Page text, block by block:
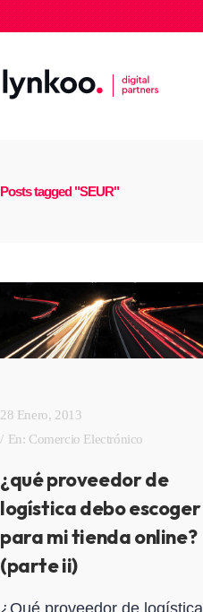
Posts tagged "SEUR"
28 Enero, 2013
En: Comercio Electrónico
¿qué proveedor de
logística debo escoger
para mi tienda online?
(parte ii)
¿Qué proveedor de logística